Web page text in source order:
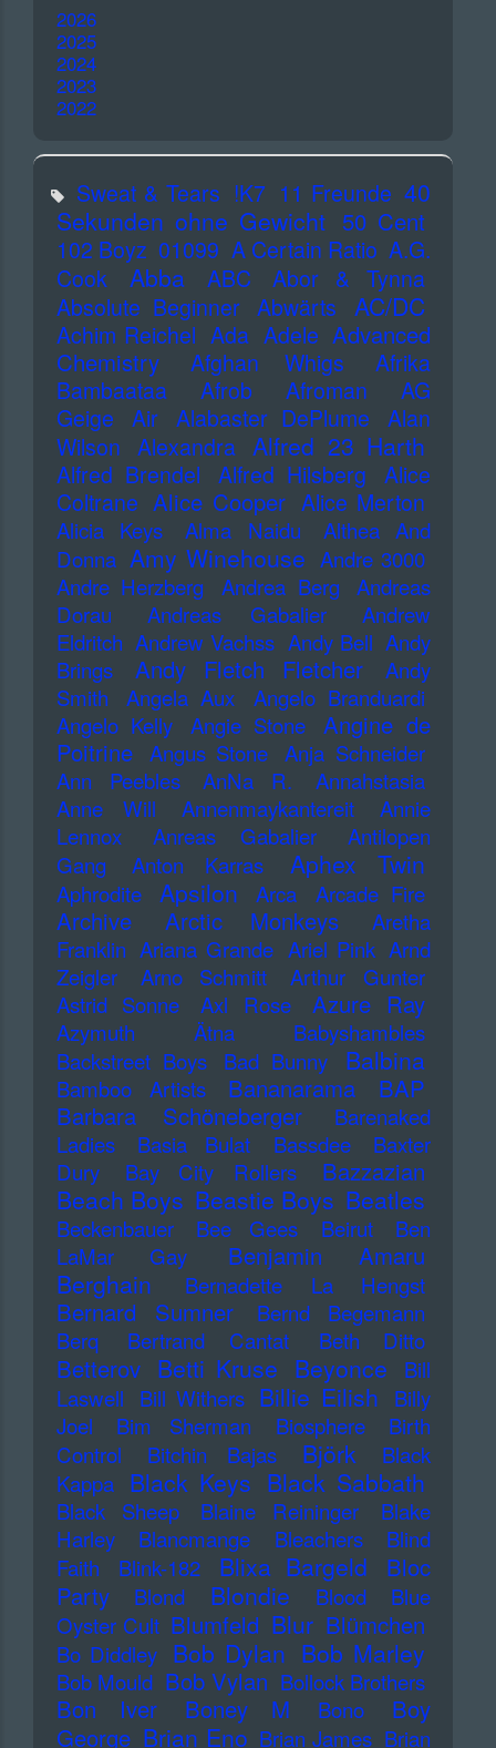
2026
2025
2024
2023
2022
Sweat & Tears !K7 11 Freunde 40
Sekunden ohne Gewicht 50 Cent
102 Boyz 01099 A Certain Ratio A.G.
Cook
Abba ABC
Abor & Tynna
Absolute Beginner Abwärts AC/DC
Achim Reichel Ada Adele Advanced
Chemistry
Afghan Whigs
Afrika
Bambaataa
Afrob Afroman
AG
Geige
Air Alabaster DePlume
Alan
Wilson Alexandra Alfred 23 Harth
Alfred Brendel Alfred Hilsberg
Alice
Coltrane Alice Cooper Alice Merton
Alicia Keys Alma Naidu
Althea And
Donna Amy Winehouse Andre 3000
Andre Herzberg
Andrea Berg
Andreas
Dorau
Andreas Gabalier
Andrew
Eldritch Andrew Vachss Andy Bell Andy
Brings
Andy Fletch Fletcher
Andy
Smith
Angela Aux
Angelo Branduardi
Angelo Kelly
Angie Stone
Angine de
Poitrine Angus Stone Anja Schneider
Ann Peebles
AnNa R.
Annahstasia
Anne Will
Annenmaykantereit
Annie
Lennox
Anreas Gabalier
Antilopen
Gang
Anton Karras Aphex Twin
Aphrodite Apsilon Arca Arcade Fire
Archive Arctic Monkeys
Aretha
Franklin Ariana Grande Ariel Pink Arnd
Zeigler
Arno Schmitt
Arthur Gunter
Astrid Sonne
Axl Rose Azure Ray
Azymuth Ätna
Babyshambles
Backstreet Boys
Bad Bunny Balbina
Bamboo Artists Bananarama
BAP
Barbara Schöneberger
Barenaked
Ladies
Basia Bulat Bassdee
Baxter
Dury
Bay City Rollers Bazzazian
Beach Boys Beastie Boys Beatles
Beckenbauer Bee Gees Beirut
Ben
LaMar Gay
Benjamin Amaru
Berghain Bernadette La Hengst
Bernard Sumner
Bernd Begemann
Berq
Bertrand Cantat Beth Ditto
Betterov Betti Kruse Beyonce
Bill
Laswell
Bill Withers Billie Eilish
Billy
Joel
Bim Sherman Biosphere
Birth
Control
Bitchin Bajas Björk
Black
Kappa Black Keys Black Sabbath
Black Sheep Blaine Reininger
Blake
Harley
Blancmange Bleachers
Blind
Faith
Blink-182 Blixa Bargeld
Bloc
Party
Blond Blondie Blood
Blue
Oyster Cult Blumfeld Blur Blümchen
Bo Diddley Bob Dylan Bob Marley
Bob Mould Bob Vylan Bollock Brothers
Bon Iver Boney M Bono
Boy
George Brian Eno Brian James Brian